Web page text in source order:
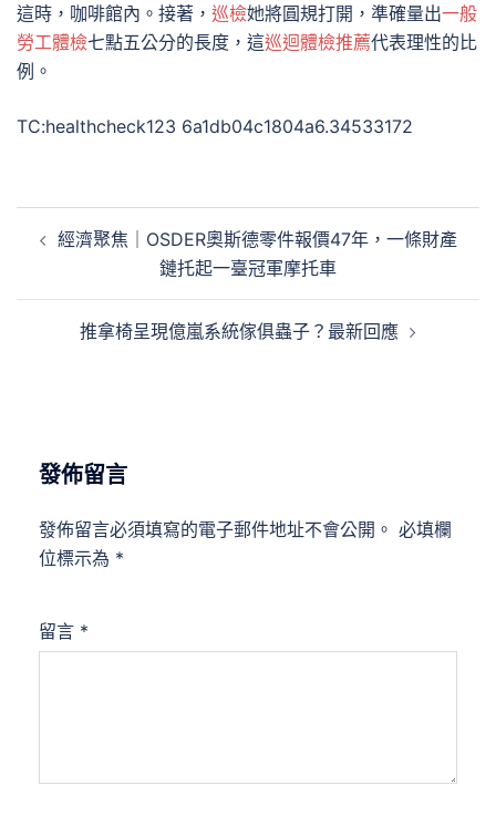
這時，咖啡館內。接著， 巡檢她將圓規打開，準確量出一般
勞工體檢七點五公分的長度，這巡迴體檢推薦代表理性的比
例。
TC:healthcheck123 6a1db04c1804a6.34533172
章
經濟聚焦｜OSDER奧斯德零件報價47年，一條財產
鏈托起一臺冠軍摩托車
推拿椅呈現億嵐系統傢俱蟲子？最新回應
發佈留言
發佈留言必須填寫的電子郵件地址不會公開。 必填欄
位標示為 *
留言 *